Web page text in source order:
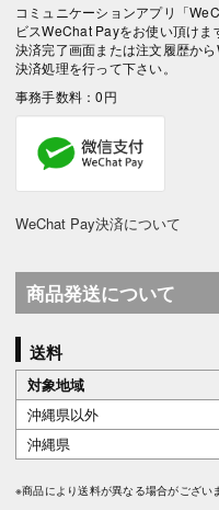
コミュニケーションアプリ「
ビスWeChat Payをお使い頂けま
決済完了画面または注文履歴か
決済処理を行って下さい。
事務手数料：0円
WeChat Pay決済について
商品発送について
送料
対象地域
沖縄県以外
沖縄県
※商品により送料が異なる場合がござい